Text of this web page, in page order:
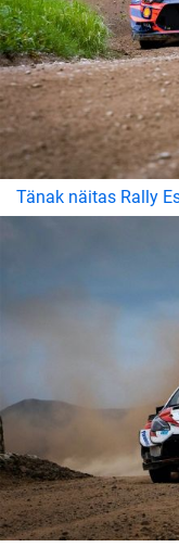
Tänak näitas Rally